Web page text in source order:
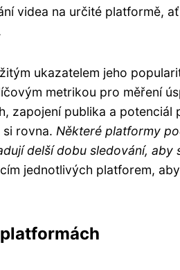
videa na určité platformě,
ukazatelem jeho
metrikou pro měření
zapojení publika a
si rovna. Některé platformy
delší dobu sledování, aby
jednotlivých platforem,